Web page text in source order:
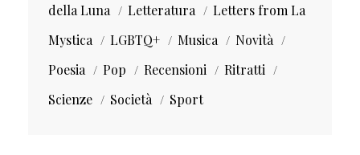
della Luna
Letteratura
Letters from La
Mystica
LGBTQ+ Musica
Novità
Poesia
Pop Recensioni
Ritratti
Scienze
Società Sport